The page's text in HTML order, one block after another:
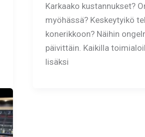
Karkaako kustannukset?
myöhässä? Keskeytyikö
konerikkoon? Näihin
päivittäin. Kaikilla
lisäksi